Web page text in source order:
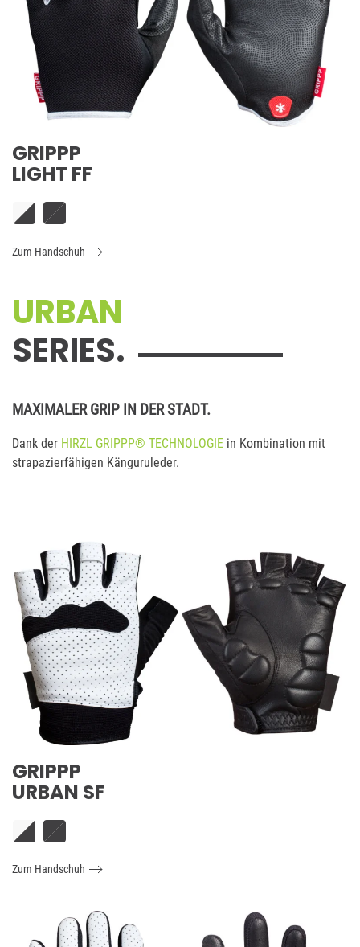
GRIPPP
LIGHT FF
Zum Handschuh
URBAN
SERIES.
MAXIMALER GRIP IN DER STADT.
Dank der HIRZL GRIPPP® TECHNOLOGIE in Kombination mit
strapazierfähigen Känguruleder.
GRIPPP
URBAN SF
Zum Handschuh